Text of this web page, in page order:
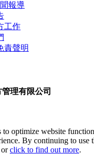
報導
工作
責聲明
理有限公司
to optimize website
By continuing to use
orclick to find out more.